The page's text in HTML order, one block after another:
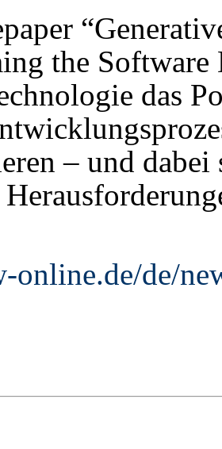
the Software
das
– und
online.de/de/